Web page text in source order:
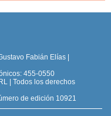
Fabián Elías |
455-0550
| Todos los derechos
de edición 10921